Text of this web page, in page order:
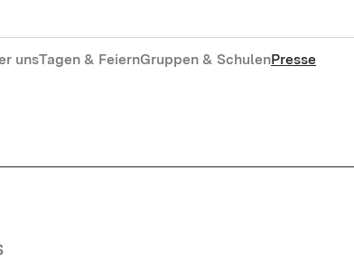
unsTagen & FeiernGruppen & SchulenPresse